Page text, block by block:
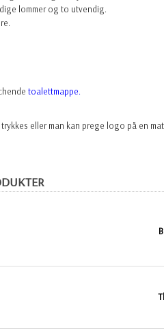
lommer og to utvendig.
toalettmappe.
eller man kan prege logo på en